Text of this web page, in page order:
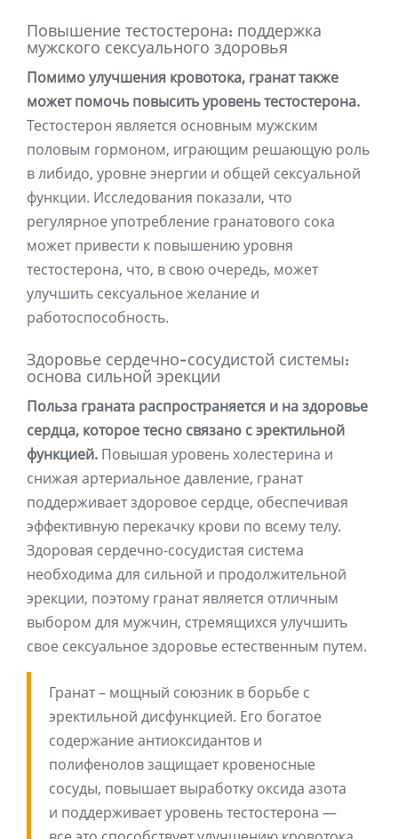
Повышение тестостерона: поддержка
мужского сексуального здоровья
Помимо улучшения кровотока, гранат также
может помочь повысить уровень тестостерона.
Тестостерон является основным мужским
половым гормоном, играющим решающую роль
в либидо, уровне энергии и общей сексуальной
функции. Исследования показали, что
регулярное употребление гранатового сока
может привести к повышению уровня
тестостерона, что, в свою очередь, может
улучшить сексуальное желание и
работоспособность.
Здоровье сердечно-сосудистой системы:
основа сильной эрекции
Польза граната распространяется и на здоровье
сердца, которое тесно связано с эректильной
функцией. Повышая уровень холестерина и
снижая артериальное давление, гранат
поддерживает здоровое сердце, обеспечивая
эффективную перекачку крови по всему телу.
Здоровая сердечно-сосудистая система
необходима для сильной и продолжительной
эрекции, поэтому гранат является отличным
выбором для мужчин, стремящихся улучшить
свое сексуальное здоровье естественным путем.
Гранат – мощный союзник в борьбе с
эректильной дисфункцией. Его богатое
содержание антиоксидантов и
полифенолов защищает кровеносные
сосуды, повышает выработку оксида азота
и поддерживает уровень тестостерона —